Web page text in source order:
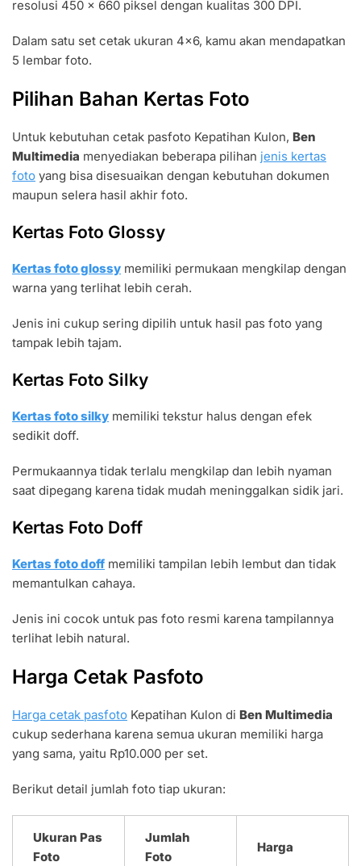
u
e
t
P
a
F
o
t
o
4
×
6
resolusi 450 x 660 piksel dengan kualitas 300 DPI.
Dalam satu set cetak ukuran 4×6, kamu akan mendapatkan
5 lembar foto.
Pilihan Bahan Kertas Foto
Untuk kebutuhan cetak pasfoto Kepatihan Kulon, Ben
Multimedia menyediakan beberapa pilihan jenis kertas
foto yang bisa disesuaikan dengan kebutuhan dokumen
maupun selera hasil akhir foto.
Kertas Foto Glossy
Kertas foto glossy memiliki permukaan mengkilap dengan
warna yang terlihat lebih cerah.
Jenis ini cukup sering dipilih untuk hasil pas foto yang
tampak lebih tajam.
Kertas Foto Silky
Kertas foto silky memiliki tekstur halus dengan efek
sedikit doff.
Permukaannya tidak terlalu mengkilap dan lebih nyaman
saat dipegang karena tidak mudah meninggalkan sidik jari.
Kertas Foto Doff
Kertas foto doff memiliki tampilan lebih lembut dan tidak
memantulkan cahaya.
Jenis ini cocok untuk pas foto resmi karena tampilannya
terlihat lebih natural.
Harga Cetak Pasfoto
Harga cetak pasfoto Kepatihan Kulon di Ben Multimedia
cukup sederhana karena semua ukuran memiliki harga
yang sama, yaitu Rp10.000 per set.
Berikut detail jumlah foto tiap ukuran:
Ukuran Pas
Foto
Jumlah
Foto
Harga